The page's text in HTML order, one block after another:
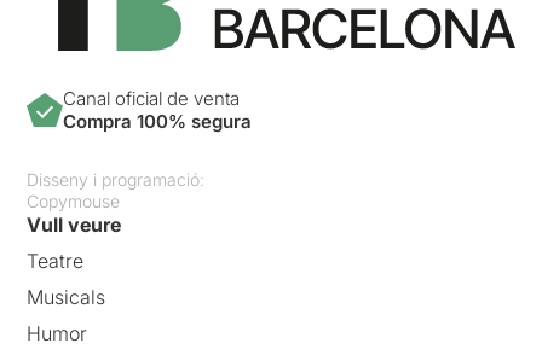
Canal oficial de venta
Compra 100% segura
Disseny i programació:
Copymouse
Vull veure
Teatre
Musicals
Humor